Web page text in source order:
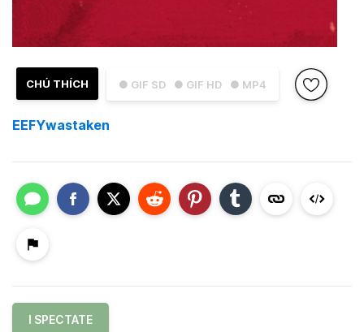
● GIF SD ● GIF HD ● MP4
CHÚ THÍCH
EEFYwastaken
I SPECTATE